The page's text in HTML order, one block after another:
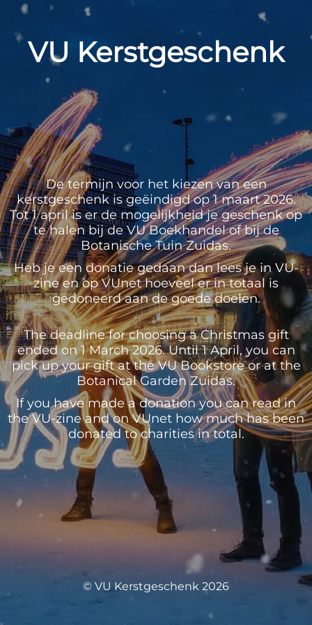
VU Kerstgeschenk
De termijn voor het kiezen van een
kerstgeschenk is geëindigd op 1 maart 2026.
Tot 1 april is er de mogelijkheid je geschenk op
te halen bij de VU Boekhandel of bij de
Botanische Tuin Zuidas.
Heb je een donatie gedaan dan lees je in VU-
zine en op VUnet hoeveel er in totaal is
gedoneerd aan de goede doelen.
The deadline for choosing a Christmas gift
ended on 1 March 2026. Until 1 April, you can
pick up your gift at the VU Bookstore or at the
Botanical Garden Zuidas.
If you have made a donation you can read in
the VU-zine and on VUnet how much has been
donated to charities in total.
© VU Kerstgeschenk 2026